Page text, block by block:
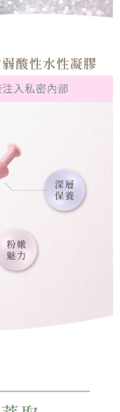
之用戶狀況，依本公司即
若發現惡意使用之情形，
度並採取法律行動。
及前一天勿使用)**請標
聽送貨員電話